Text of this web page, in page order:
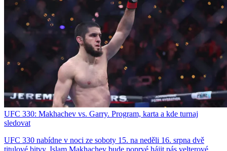
UFC 330: Makhachev vs. Garry. Program, karta a kde turnaj
sledovat
UFC 330 nabídne v noci ze soboty 15. na neděli 16. srpna dvě